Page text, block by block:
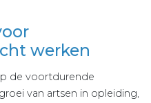
werken
de voortdurende
van artsen in opleiding,